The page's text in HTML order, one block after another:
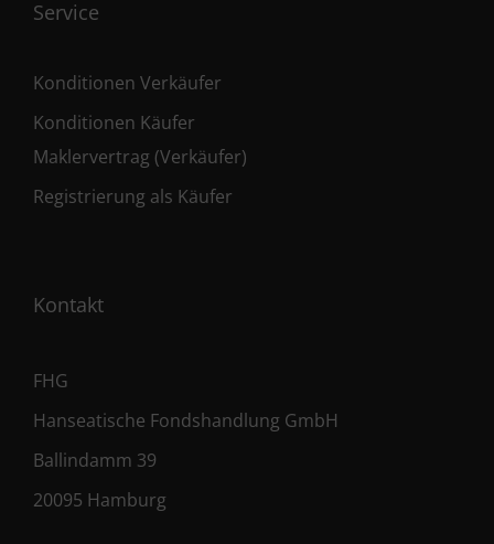
Service
Konditionen Verkäufer
Konditionen Käufer
Maklervertrag (Verkäufer)
Registrierung als Käufer
Kontakt
FHG
Hanseatische Fondshandlung GmbH
Ballindamm 39
20095 Hamburg